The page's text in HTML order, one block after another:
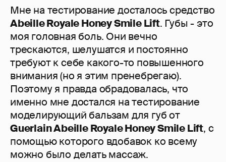
Мне на тестирование досталось средство
Abeille Royale Honey Smile Lift. Губы - это
моя головная боль. Они вечно
трескаются, шелушатся и постоянно
требуют к себе какого-то повышенного
внимания (но я этим пренебрегаю).
Поэтому я правда обрадовалась, что
именно мне достался на тестирование
моделирующий бальзам для губ от
Guerlain Abeille Royale Honey Smile Lift, с
помощью которого вдобавок ко всему
можно было делать массаж.